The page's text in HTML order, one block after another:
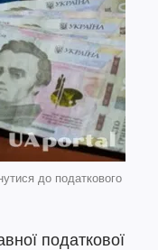
до податкового
податкової